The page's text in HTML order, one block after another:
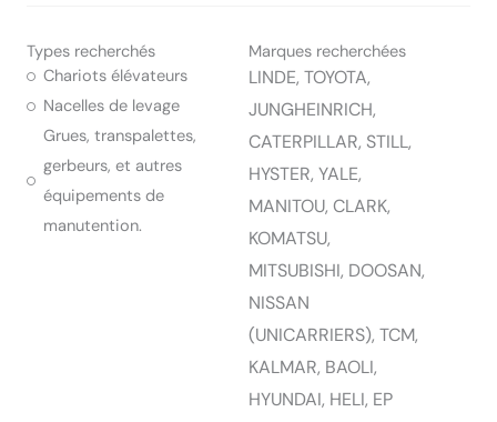
Types recherchés
Chariots élévateurs
Nacelles de levage
Grues, transpalettes,
gerbeurs, et autres
équipements de
manutention.
Marques recherchées
LINDE, TOYOTA,
JUNGHEINRICH,
CATERPILLAR, STILL,
HYSTER, YALE,
MANITOU, CLARK,
KOMATSU,
MITSUBISHI, DOOSAN,
NISSAN
(UNICARRIERS), TCM,
KALMAR, BAOLI,
HYUNDAI, HELI, EP